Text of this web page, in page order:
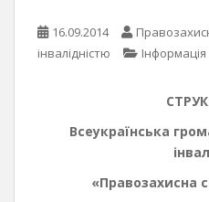
16.09.2014
інвалідністю
Інформація
Всеукраїнська
«Правозахисна